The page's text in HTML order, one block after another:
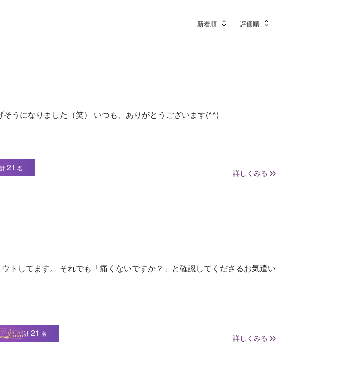
新着順 評価順
うになりました（笑） いつも、ありがとうございます(^^)
計 21 名 詳しくみる
トしてます。 それでも「痛くないですか？」と確認してくださるお気遣い
計 21 名 詳しくみる